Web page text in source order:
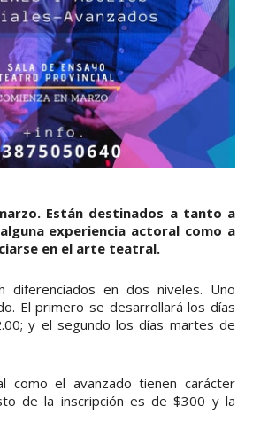
Están destinados a tanto a
experiencia actoral como a
en el arte teatral.
diferenciados en dos niveles. Uno
El primero se desarrollará los días
y el segundo los días martes de
como el avanzado tienen carácter
de la inscripción es de $300 y la